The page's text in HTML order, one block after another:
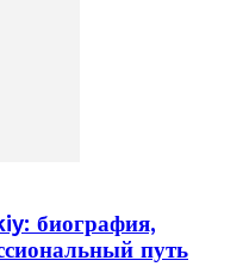
биография,
путь